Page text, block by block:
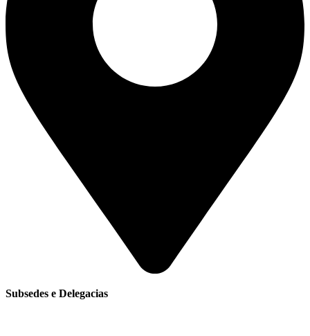
Subsedes e Delegacias